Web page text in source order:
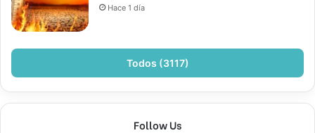
Hace 1 día
Todos (3117)
Follow Us